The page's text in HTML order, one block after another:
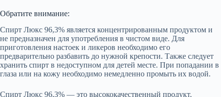
Обратите внимание:
Спирт Люкс 96,3% является концентрированным продуктом и
не предназначен для употребления в чистом виде. Для
приготовления настоек и ликеров необходимо его
предварительно разбавить до нужной крепости. Также следует
хранить спирт в недоступном для детей месте. При попадании в
глаза или на кожу необходимо немедленно промыть их водой.
Спирт Люкс 96,3% — это высококачественный продукт,